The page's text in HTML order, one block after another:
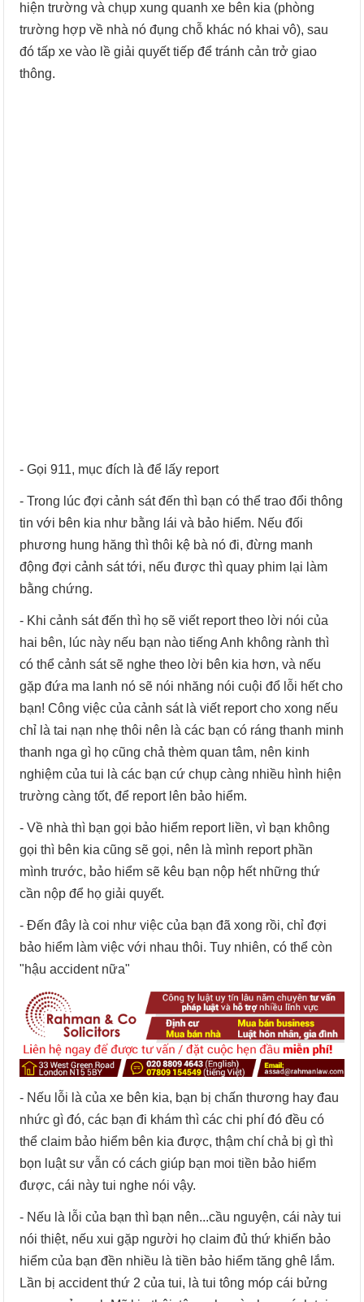
hiện trường và chụp xung quanh xe bên kia (phòng
trường hợp về nhà nó đụng chỗ khác nó khai vô), sau
đó tấp xe vào lề giải quyết tiếp để tránh cản trở giao
thông.
- Gọi 911, mục đích là để lấy report
- Trong lúc đợi cảnh sát đến thì bạn có thể trao đổi thông
tin với bên kia như bằng lái và bảo hiểm. Nếu đối
phương hung hăng thì thôi kệ bà nó đi, đừng manh
động đợi cảnh sát tới, nếu được thì quay phim lại làm
bằng chứng.
- Khi cảnh sát đến thì họ sẽ viết report theo lời nói của
hai bên, lúc này nếu bạn nào tiếng Anh không rành thì
có thể cảnh sát sẽ nghe theo lời bên kia hơn, và nếu
gặp đứa ma lanh nó sẽ nói nhăng nói cuội đổ lỗi hết cho
bạn! Công việc của cảnh sát là viết report cho xong nếu
chỉ là tai nạn nhẹ thôi nên là các bạn có ráng thanh minh
thanh nga gì họ cũng chả thèm quan tâm, nên kinh
nghiệm của tui là các bạn cứ chụp càng nhiều hình hiện
trường càng tốt, để report lên bảo hiểm.
- Về nhà thì bạn gọi bảo hiểm report liền, vì bạn không
gọi thì bên kia cũng sẽ gọi, nên là mình report phần
mình trước, bảo hiểm sẽ kêu bạn nộp hết những thứ
cần nộp để họ giải quyết.
- Đến đây là coi như việc của bạn đã xong rồi, chỉ đợi
bảo hiểm làm việc với nhau thôi. Tuy nhiên, có thể còn
"hậu accident nữa"
- Nếu lỗi là của xe bên kia, bạn bị chấn thương hay đau
nhức gì đó, các bạn đi khám thì các chi phí đó đều có
thể claim bảo hiểm bên kia được, thậm chí chả bị gì thì
bọn luật sư vẫn có cách giúp bạn moi tiền bảo hiểm
được, cái này tui nghe nói vậy.
- Nếu là lỗi của bạn thì bạn nên...cầu nguyện, cái này tui
nói thiệt, nếu xui gặp người họ claim đủ thứ khiến bảo
hiểm của bạn đền nhiều là tiền bảo hiểm tăng ghê lắm.
Lần bị accident thứ 2 của tui, là tui tông móp cái bửng